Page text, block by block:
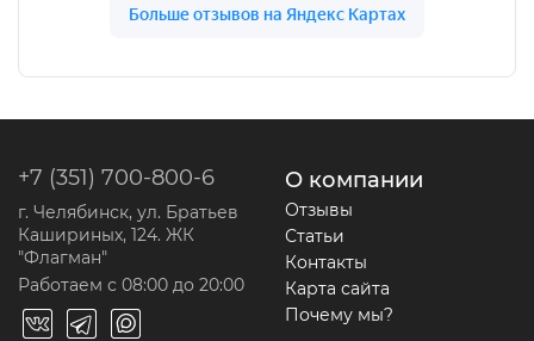
+7 (351) 700-800-6
г. Челябинск, ул. Братьев
Кашириных, 124. ЖК
"Флагман"
Работаем с 08:00 до 20:00
О компании
Отзывы
Статьи
Контакты
Карта сайта
Почему мы?